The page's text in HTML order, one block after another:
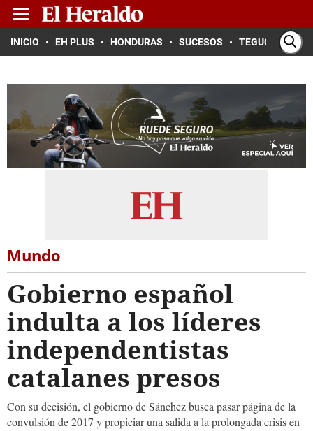
INICIO EH PLUS HONDURAS SUCESOS TEGUCIGALPA
Mundo
Gobierno español
indulta a los líderes
independentistas
catalanes presos
Con su decisión, el gobierno de Sánchez busca pasar página de la
convulsión de 2017 y propiciar una salida a la prolongada crisis en